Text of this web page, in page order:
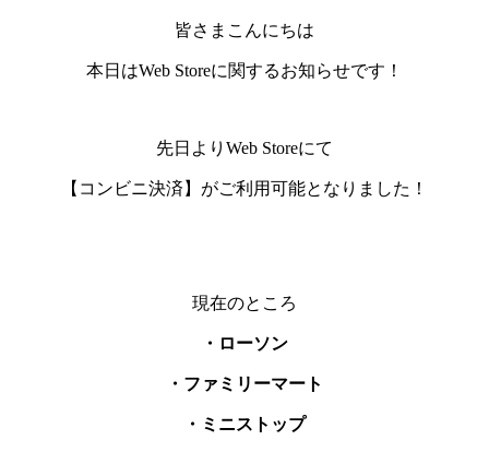
皆さまこんにちは
本日はWeb Storeに関するお知らせです！
先日よりWeb Storeにて
【コンビニ決済】がご利用可能となりました！
現在のところ
・ローソン
・ファミリーマート
・ミニストップ